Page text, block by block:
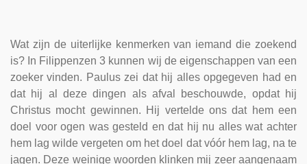
Wat zijn de uiterlijke kenmerken van iemand die zoekend
is? In Filippenzen 3 kunnen wij de eigenschappen van een
zoeker vinden. Paulus zei dat hij alles opgegeven had en
dat hij al deze dingen als afval beschouwde, opdat hij
Christus mocht gewinnen. Hij vertelde ons dat hem een
doel voor ogen was gesteld en dat hij nu alles wat achter
hem lag wilde vergeten om het doel dat vóór hem lag, na te
jagen. Deze weinige woorden klinken mij zeer aangenaam